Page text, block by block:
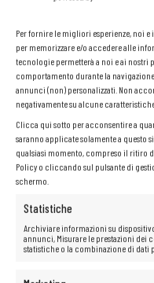
Per fornire le migliori esperienze, noi
per memorizzare e/o accedere alle
tecnologie permetterà a noi e ai nostri
comportamento durante la
annunci (non) personalizzati. Non
negativamente su alcune
Clicca qui sotto per acconsentire a
saranno applicate solamente a questo
qualsiasi momento, compreso il ritiro
Policy o cliccando sul pulsante di
schermo.
Statistiche
Archiviare informazioni su
annunci, Misurare le prestazioni dei
statistiche o la combinazione di dati
Il cavo EasyLan DPX LED LCD-
metri, è un prodotto di alta
professionali nel campo delle
dati. Realizzato con materiali
qualità del segnale e una
standard OS2 lo rende la
richiedono elevate velocità di
Specifiche:
Produttore: EasyLan
Codice prodotto:
Lunghezza: 15 m